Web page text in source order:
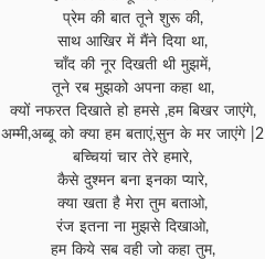
प्रेम की बात तूने शुरू की,
साथ आखिर में मैंने दिया था,
चाँद की नूर दिखती थी मुझमें,
तूने रब मुझको अपना कहा था,
क्यों नफरत दिखाते हो हमसे ,हम बिखर जाएंगे,
अम्मी,अब्बू को क्या हम बताएं,सुन के मर जाएंगे |2
बच्चियां चार तेरे हमारे,
कैसे दुश्मन बना इनका प्यारे,
क्या खता है मेरा तुम बताओ,
रंज इतना ना मुझसे दिखाओ,
हम किये सब वही जो कहा तुम,